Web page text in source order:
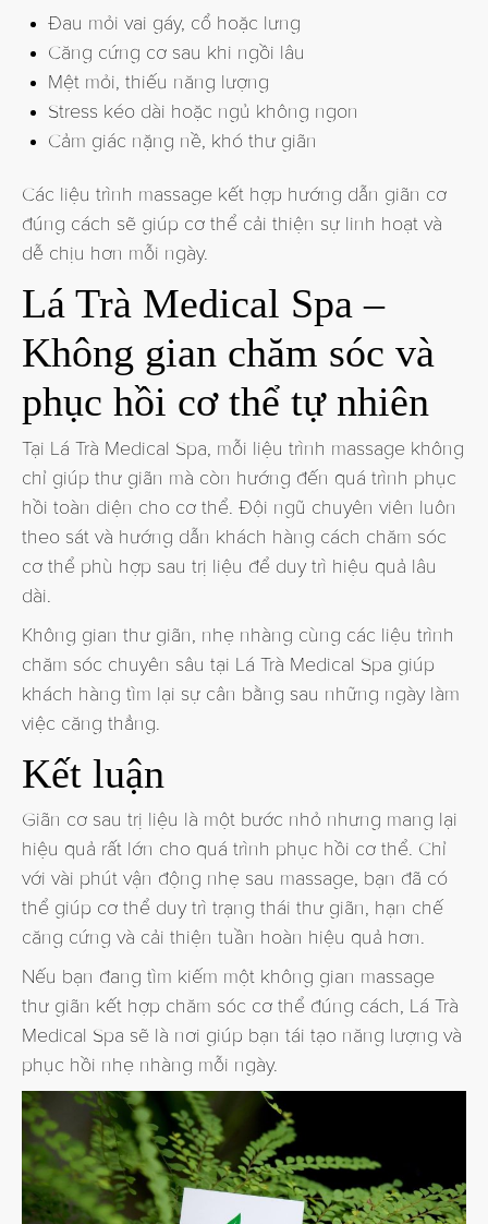
Đau mỏi vai gáy, cổ hoặc lưng
Căng cứng cơ sau khi ngồi lâu
Mệt mỏi, thiếu năng lượng
Stress kéo dài hoặc ngủ không ngon
Cảm giác nặng nề, khó thư giãn
Các liệu trình massage kết hợp hướng dẫn giãn cơ
đúng cách sẽ giúp cơ thể cải thiện sự linh hoạt và
dễ chịu hơn mỗi ngày.
Lá Trà Medical Spa –
Không gian chăm sóc và
phục hồi cơ thể tự nhiên
Tại Lá Trà Medical Spa, mỗi liệu trình massage không
chỉ giúp thư giãn mà còn hướng đến quá trình phục
hồi toàn diện cho cơ thể. Đội ngũ chuyên viên luôn
theo sát và hướng dẫn khách hàng cách chăm sóc
cơ thể phù hợp sau trị liệu để duy trì hiệu quả lâu
dài.
Không gian thư giãn, nhẹ nhàng cùng các liệu trình
chăm sóc chuyên sâu tại Lá Trà Medical Spa giúp
khách hàng tìm lại sự cân bằng sau những ngày làm
việc căng thẳng.
Kết luận
Giãn cơ sau trị liệu là một bước nhỏ nhưng mang lại
hiệu quả rất lớn cho quá trình phục hồi cơ thể. Chỉ
với vài phút vận động nhẹ sau massage, bạn đã có
thể giúp cơ thể duy trì trạng thái thư giãn, hạn chế
căng cứng và cải thiện tuần hoàn hiệu quả hơn.
Nếu bạn đang tìm kiếm một không gian massage
thư giãn kết hợp chăm sóc cơ thể đúng cách, Lá Trà
Medical Spa sẽ là nơi giúp bạn tái tạo năng lượng và
phục hồi nhẹ nhàng mỗi ngày.